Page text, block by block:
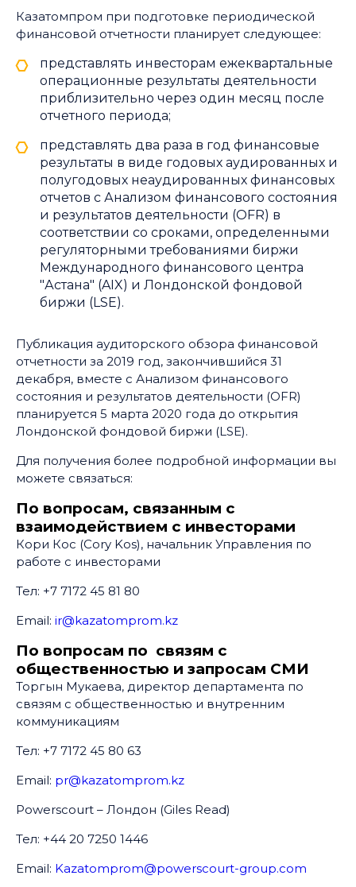
Казатомпром при подготовке периодической
финансовой отчетности планирует следующее:
представлять инвесторам ежеквартальные
операционные результаты деятельности
приблизительно через один месяц после
отчетного периода;
представлять два раза в год финансовые
результаты в виде годовых аудированных и
полугодовых неаудированных финансовых
отчетов с Анализом финансового состояния
и результатов деятельности (OFR) в
соответствии со сроками, определенными
регуляторными требованиями биржи
Международного финансового центра
"Астана" (AIX) и Лондонской фондовой
биржи (LSE).
Публикация аудиторского обзора финансовой
отчетности за 2019 год, закончившийся 31
декабря, вместе с Анализом финансового
состояния и результатов деятельности (OFR)
планируется 5 марта 2020 года до открытия
Лондонской фондовой биржи (LSE).
Для получения более подробной информации вы
можете связаться:
По вопросам, связанным с
взаимодействием с инвесторами
Кори Кос (Cory Kos), начальник Управления по
работе с инвесторами
Тел: +7 7172 45 81 80
Email: ir@kazatomprom.kz
По вопросам по связям с
общественностью и запросам СМИ
Торгын Мукаева, директор департамента по
связям с общественностью и внутренним
коммуникациям
Тел: +7 7172 45 80 63
Email: pr@kazatomprom.kz
Powerscourt – Лондон (Giles Read)
Тел: +44 20 7250 1446
Email: Kazatomprom@powerscourt-group.com